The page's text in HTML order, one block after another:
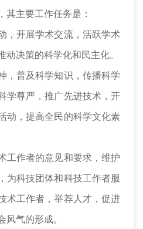
其主要工作任务是：
开展学术交流，活跃学术
决策的科学化和民主化。
普及科学知识，传播科学
学尊严，推广先进技术，开
动，提高全民的科学文化素
作者的意见和要求，维护
为科技团体和科技工作者服
术工作者，举荐人才，促进
气的形成。